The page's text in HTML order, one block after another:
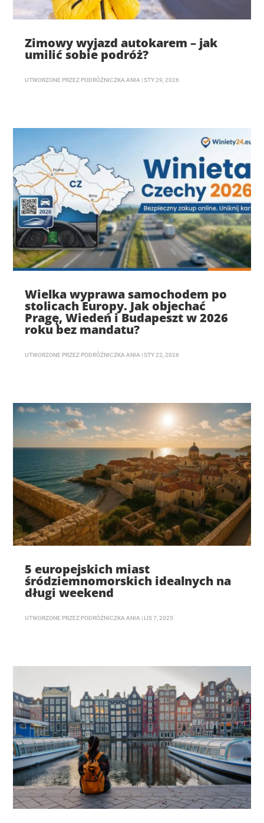
Zimowy wyjazd autokarem – jak
umilić sobie podróż?
UTWORZONE PRZEZ PODRÓŻNICZKA ANIA |STY 29, 2026
Wielka wyprawa samochodem po
stolicach Europy. Jak objechać
Pragę, Wiedeń i Budapeszt w 2026
roku bez mandatu?
UTWORZONE PRZEZ PODRÓŻNICZKA ANIA |STY 22, 2026
5 europejskich miast
śródziemnomorskich idealnych na
długi weekend
UTWORZONE PRZEZ PODRÓŻNICZKA ANIA | LIS 7, 2025